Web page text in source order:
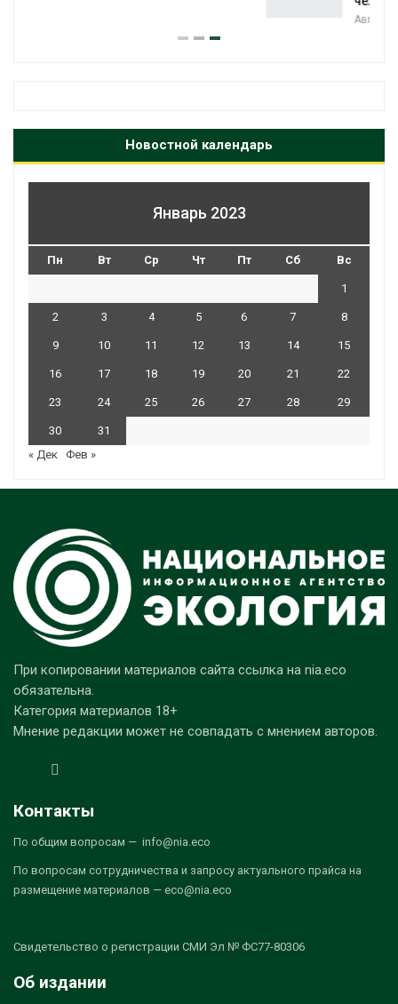
Новостной календарь
Январь 2023
Пн Вт Ср Чт Пт Сб Вс
1
2 3 4 5 6 7 8
9 10 11 12 13 14 15
16 17 18 19 20 21 22
23 24 25 26 27 28 29
30
31
« Дек Фев »
При копировании материалов сайта ссылка на nia.eco
обязательна.
Категория материалов 18+
Мнение редакции может не совпадать с мнением авторов.
Контакты
По общим вопросам — info@nia.eco
По вопросам сотрудничества и запросу актуального прайса на
размещение материалов — eco@nia.eco
Свидетельство о регистрации СМИ Эл № ФС77-80306
Об издании